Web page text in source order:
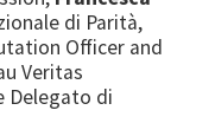
di Parità,
Officer and
Veritas
Delegato di